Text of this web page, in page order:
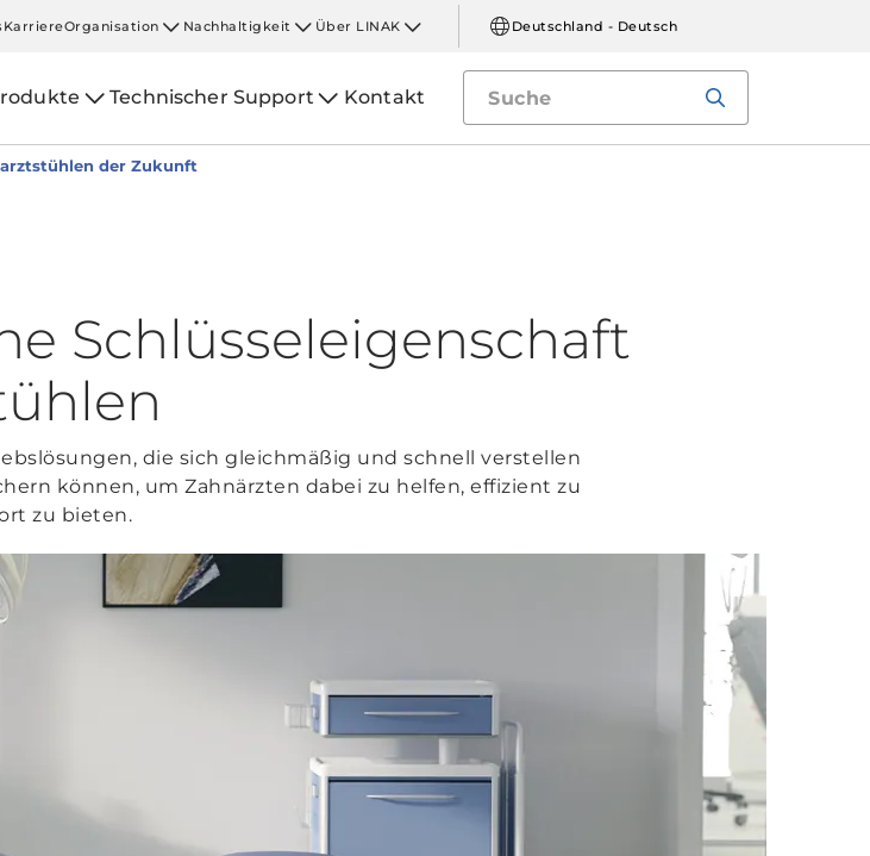
KarriereOrganisation Nachhaltigkeit Über LINAK Deutschland - Deutsch
Technischer Support Kontakt
der Zukunft
Schlüsseleigenschaft
die sich gleichmäßig und schnell verstellen
können, um Zahnärzten dabei zu helfen, effizient zu
zu bieten.